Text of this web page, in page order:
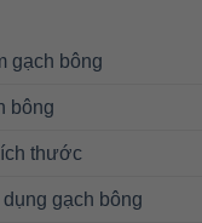
gạch bông
bông
thước
gạch bông